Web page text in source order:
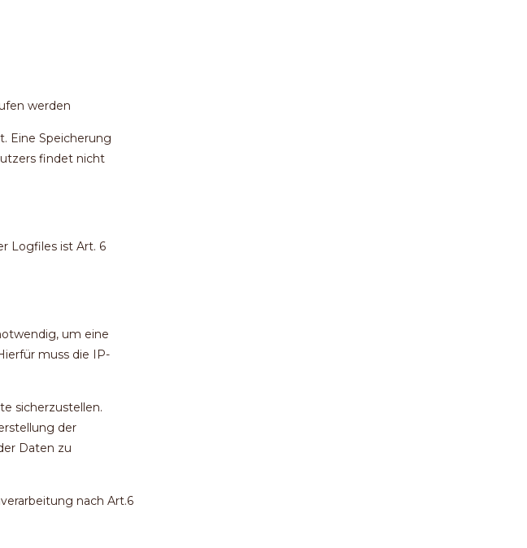
werden
Eine Speicherung
findet nicht
Logfiles ist Art. 6
um eine
muss die IP-
sicherzustellen.
der
Daten zu
nach Art.6